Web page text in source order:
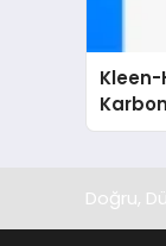
Kleen-
Doğru,